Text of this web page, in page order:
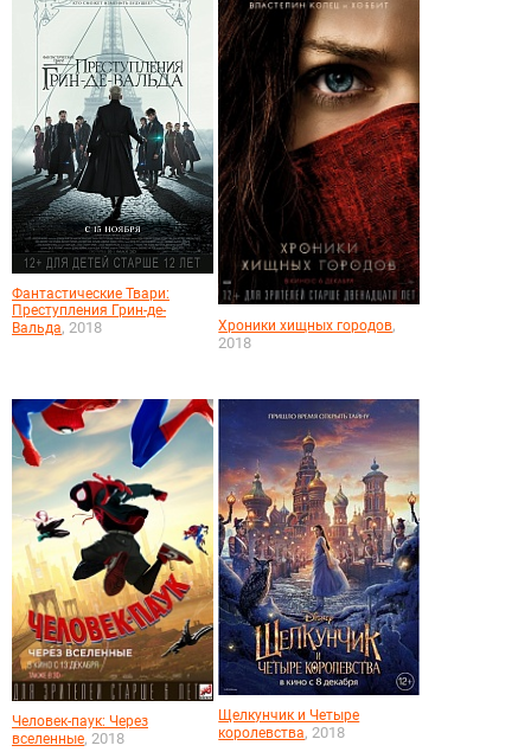
Фантастические Твари:
Преступления Грин-де-
Вальда, 2018 Хроники хищных городов,
2018
Человек-паук: Через
вселенные, 2018
Щелкунчик и Четыре
королевства, 2018